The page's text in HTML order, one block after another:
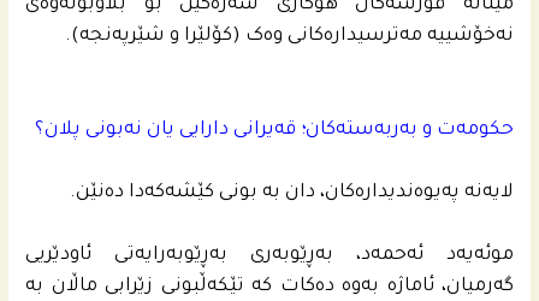
میتاڵە قورسەکان هۆکاری سەرەکین بۆ بڵاوبونەوەی
نەخۆشییە مەترسیدارەکانی وەک (کۆلێرا و شێرپەنجە).
حکومەت و بەربەستەکان؛ قەیرانی دارایی یان نەبونی پلان؟
لایەنە پەیوەندیدارەکان، دان بە بونی کێشەکەدا دەنێن.
موئەیەد ئەحمەد، بەڕێوبەری بەڕێوبەرایەتی ئاودێریی
گەرمیان، ئاماژە بەوە دەکات کە تێکەڵبونی زێرابی ماڵان بە